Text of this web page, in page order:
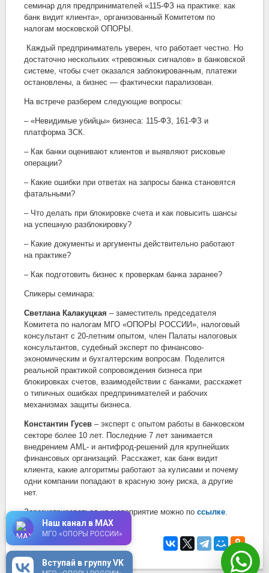
семинар для предпринимателей «115-ФЗ на практике: как
банк видит клиента», организованный Комитетом по
налогам московской ОПОРЫ.
Каждый предприниматель уверен, что работает честно. Но
достаточно нескольких «тревожных сигналов» в банковской
системе, чтобы счет оказался заблокированным, платежи
остановлены, а бизнес — фактически парализован.
На встрече разберем следующие вопросы:
– «Невидимые убийцы» бизнеса: 115-ФЗ, 161-ФЗ и
платформа ЗСК.
– Как банки оценивают клиентов и выявляют рисковые
операции?
– Какие ошибки при ответах на запросы банка становятся
фатальными?
– Что делать при блокировке счета и как повысить шансы
на успешную разблокировку?
– Какие документы и аргументы действительно работают
на практике?
– Как подготовить бизнес к проверкам банка заранее?
Спикеры семинара:
Светлана Калакуцкая – заместитель председателя
Комитета по налогам МГО «ОПОРЫ РОССИИ», налоговый
консультант с 20-летним опытом, член Палаты налоговых
консультантов, судебный эксперт по финансово-
экономическим и бухгалтерским вопросам. Поделится
реальной практикой сопровождения бизнеса при
блокировках счетов, взаимодействии с банками, расскажет
о типичных ошибках предпринимателей и рабочих
механизмах защиты бизнеса.
Константин Гусев – эксперт с опытом работы в банковском
секторе более 10 лет. Последние 7 лет занимается
внедрением AML- и антифрод-решений для крупнейших
финансовых организаций. Расскажет, как банк видит
клиента, какие алгоритмы работают за кулисами и почему
одни компании попадают в красную зону риска, а другие
нет.
Зарегистрироваться на мероприятие можно по ссылке.
Вступай в группу VK
Наш канал в MAX
МГО «ОПОРЫ РОССИИ»